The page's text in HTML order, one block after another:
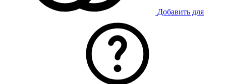
Добавить для